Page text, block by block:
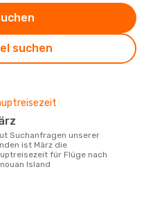
suchen
ist März die
für Flüge nach
Island